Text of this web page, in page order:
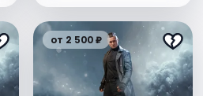
от 2 500 ₽